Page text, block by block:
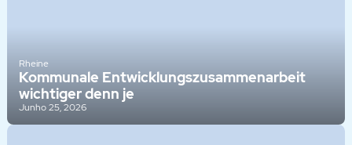
Rheine
Kommunale Entwicklungszusammenarbeit
wichtiger denn je
Junho 25, 2026